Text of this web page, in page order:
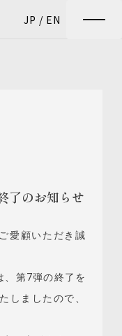
JP / EN
了のお知らせ
愛顧いただき誠
、第7弾の終了を
しましたので、